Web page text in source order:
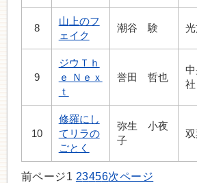
8
山上のフ
ェイク
潮谷 験
9
ジウＴｈ
ｅ Ｎｅｘ
ｔ
誉田 哲也
社
10
修羅にし
てリラの
ごとく
弥生 小夜
子
前ページ1 23456次ページ